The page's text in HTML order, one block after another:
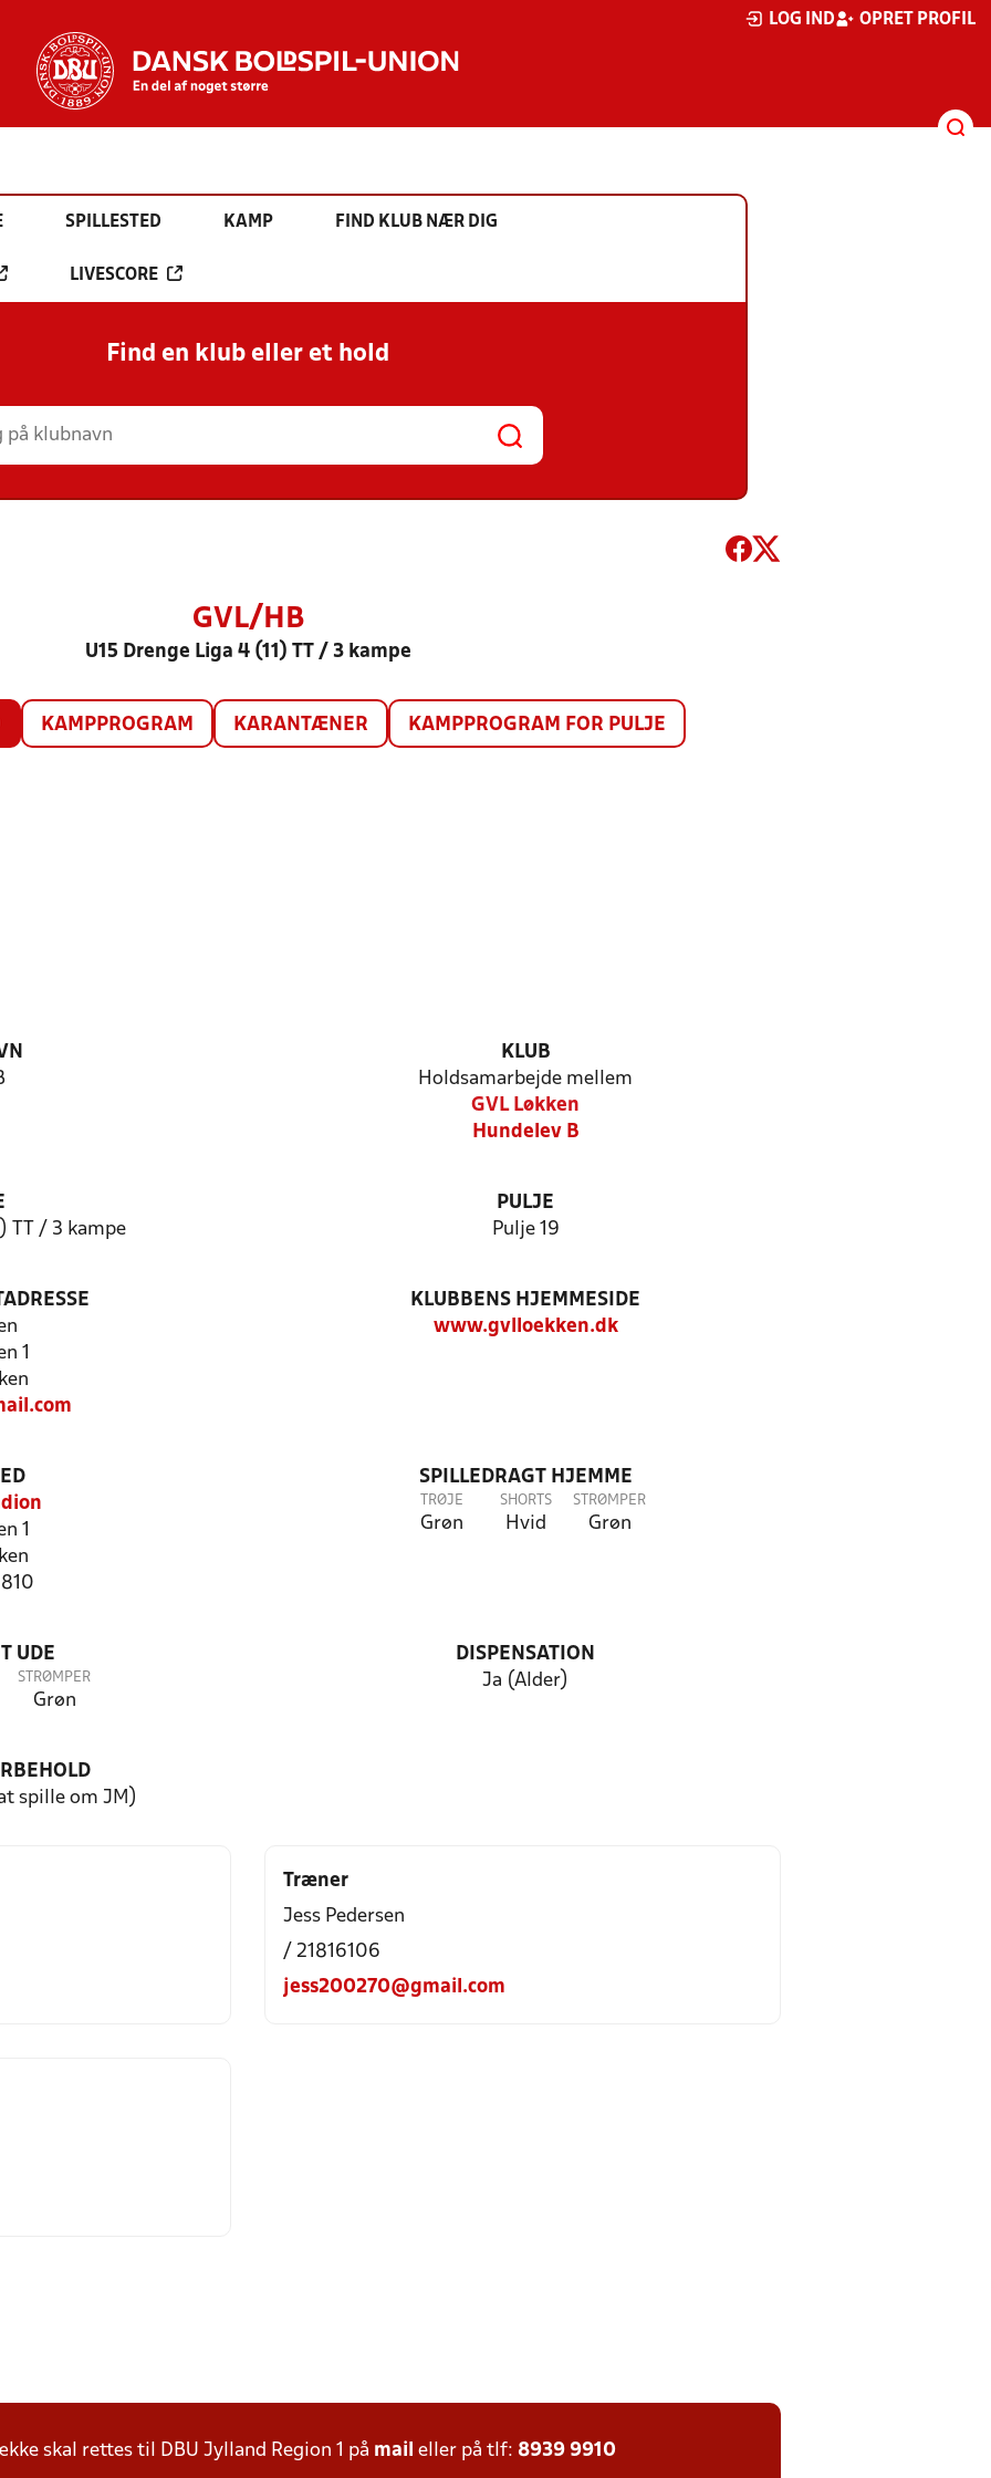
LOG IND OPRET PROFIL
SPILLESTED KAMP FIND KLUB NÆR DIG
LIVESCORE
Find en klub eller et hold
GVL/HB
U15 Drenge Liga 4 (11) TT / 3 kampe
KAMPPROGRAM KARANTÆNER KAMPPROGRAM FOR PULJE
KLUB
Holdsamarbejde mellem
GVL Løkken
Hundelev B
TT / 3 kampe
PULJE
Pulje 19
1
KLUBBENS HJEMMESIDE
www.gvlloekken.dk
1
SPILLEDRAGT HJEMME
TRØJE
Grøn
SHORTS
Hvid
STRØMPER
Grøn
UDE
STRØMPER
Grøn
DISPENSATION
Ja (Alder)
spille om JM)
Træner
Jess Pedersen
/ 21816106
jess200270@gmail.com
skal rettes til DBU Jylland Region 1 på mail eller på tlf: 8939 9910